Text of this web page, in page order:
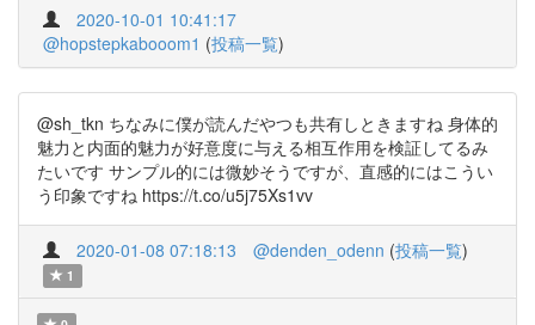
2020-10-01 10:41:17
@hopstepkabooom1 (投稿一覧)
@sh_tkn ちなみに僕が読んだやつも共有しときますね 身体的
魅力と内面的魅力が好意度に与える相互作用を検証してるみ
たいです サンプル的には微妙そうですが、直感的にはこうい
う印象ですね https://t.co/u5j75Xs1vv
2020-01-08 07:18:13 @denden_odenn (投稿一覧)
1